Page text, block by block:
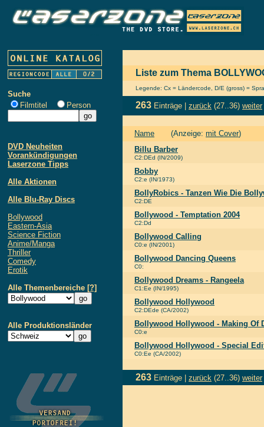
Suche
Filmtitel
Person
DVD Neuheiten
Vorankündigungen
Laserzone Tipps
Alle Aktionen
Alle Blu-Ray Discs
Bollywood
Eastern-Asia
Science Fiction
Anime/Manga
Thriller
Comedy
Erotik
Alle Themenbereiche [?]
Alle Produktionsländer
Liste zum Thema
Legende: Cx = Ländercode, D/E (gross) =
263 Einträge | zurück (27..36) weiter
Name (Anzeige: mit Cover)
Billu Barber
C2:DEd (IN/2009)
Bobby
C2:e (IN/1973)
BollyRobics - Tanzen Wie Die
C2:DE
Bollywood - Temptation 2004
C2:Dd
Bollywood Calling
C0:e (IN/2001)
Bollywood Dancing Queens
C0:
Bollywood Dreams - Rangeela
C1:Ee (IN/1995)
Bollywood Hollywood
C2:DEde (CA/2002)
Bollywood Hollywood - Making Of
C0:e
Bollywood Hollywood - Special
C0:Ee (CA/2002)
263 Einträge | zurück (27..36) weiter